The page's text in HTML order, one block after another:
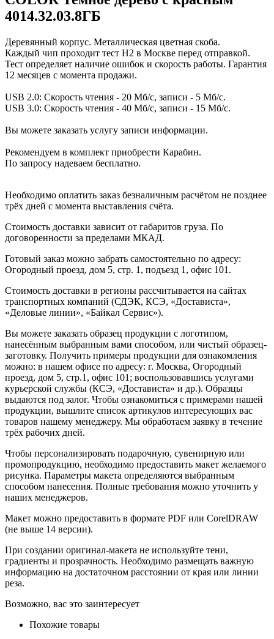
4014.32.03.8ГБ
Деревянный корпус. Металлическая цветная скоба.
Каждый чип проходит тест H2 в Москве перед отправкой.
Тест определяет наличие ошибок и скорость работы. Гарантия
12 месяцев с момента продажи.
USB 2.0: Скорость чтения - 20 Мб/с, записи - 5 Мб/с.
USB 3.0: Скорость чтения - 40 Мб/с, записи - 15 Мб/с.
Вы можете заказать услугу записи информации.
Рекомендуем в комплект приобрести Карабин.
По запросу надеваем бесплатно.
Необходимо оплатить заказ безналичным расчётом не позднее
трёх дней с момента выставления счёта.
Стоимость доставки зависит от габаритов груза. По
договоренности за пределами МКАД.
Готовый заказ можно забрать самостоятельно по адресу:
Огородный проезд, дом 5, стр. 1, подъезд 1, офис 101.
Стоимость доставки в регионы рассчитывается на сайтах
транспортных компаний (СДЭК, КСЭ, «Достависта»,
«Деловые линии», «Байкал Сервис»).
Вы можете заказать образец продукции с логотипом,
нанесённым выбранным вами способом, или чистый образец-
заготовку. Получить примеры продукции для ознакомления
можно: в нашем офисе по адресу: г. Москва, Огородный
проезд, дом 5, стр.1, офис 101; воспользовавшись услугами
курьерской службы (КСЭ, «Достависта» и др.). Образцы
выдаются под залог. Чтобы ознакомиться с примерами нашей
продукции, вышлите список артикулов интересующих вас
товаров нашему менеджеру. Мы обработаем заявку в течение
трёх рабочих дней.
Чтобы персонализировать подарочную, сувенирную или
промопродукцию, необходимо предоставить макет желаемого
рисунка. Параметры макета определяются выбранным
способом нанесения. Полные требования можно уточнить у
наших менеджеров.
Макет можно предоставить в формате PDF или CorelDRAW
(не выше 14 версии).
При создании оригинал-макета не используйте тени,
градиенты и прозрачность. Необходимо размещать важную
информацию на достаточном расстоянии от края или линии
реза.
Возможно, вас это заинтересует
Похожие товары